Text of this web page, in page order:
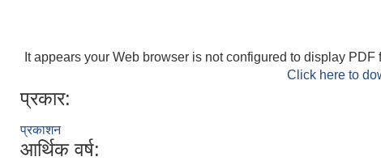
It appears your Web browser is not configured to display PDF
Click here to
प्रकार:
प्रकाशन
आर्थिक वर्ष: